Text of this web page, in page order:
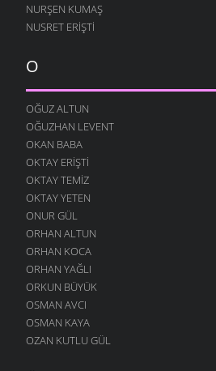
NURŞEN KUMAŞ
NUSRET ERIŞTI
O
OĞUZ ALTUN
OĞUZHAN LEVENT
OKAN BABA
OKTAY ERIŞTI
OKTAY TEMIZ
OKTAY YETEN
ONUR GÜL
ORHAN ALTUN
ORHAN KOCA
ORHAN YAĞLI
ORKUN BÜYÜK
OSMAN AVCI
OSMAN KAYA
OZAN KUTLU GÜL